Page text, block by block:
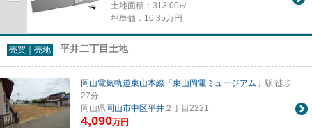
土地面積：313.00㎡
坪単価：10.35万円
売買｜売地 平井二丁目土地
岡山電気軌道東山本線 「 東山岡電ミュージアム 」駅 徒歩
27分
岡山県岡山市中区平井 ２丁目2221
4,090万円